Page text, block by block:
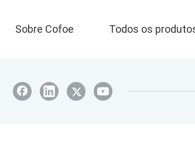
Sobre Cofoe Todos os